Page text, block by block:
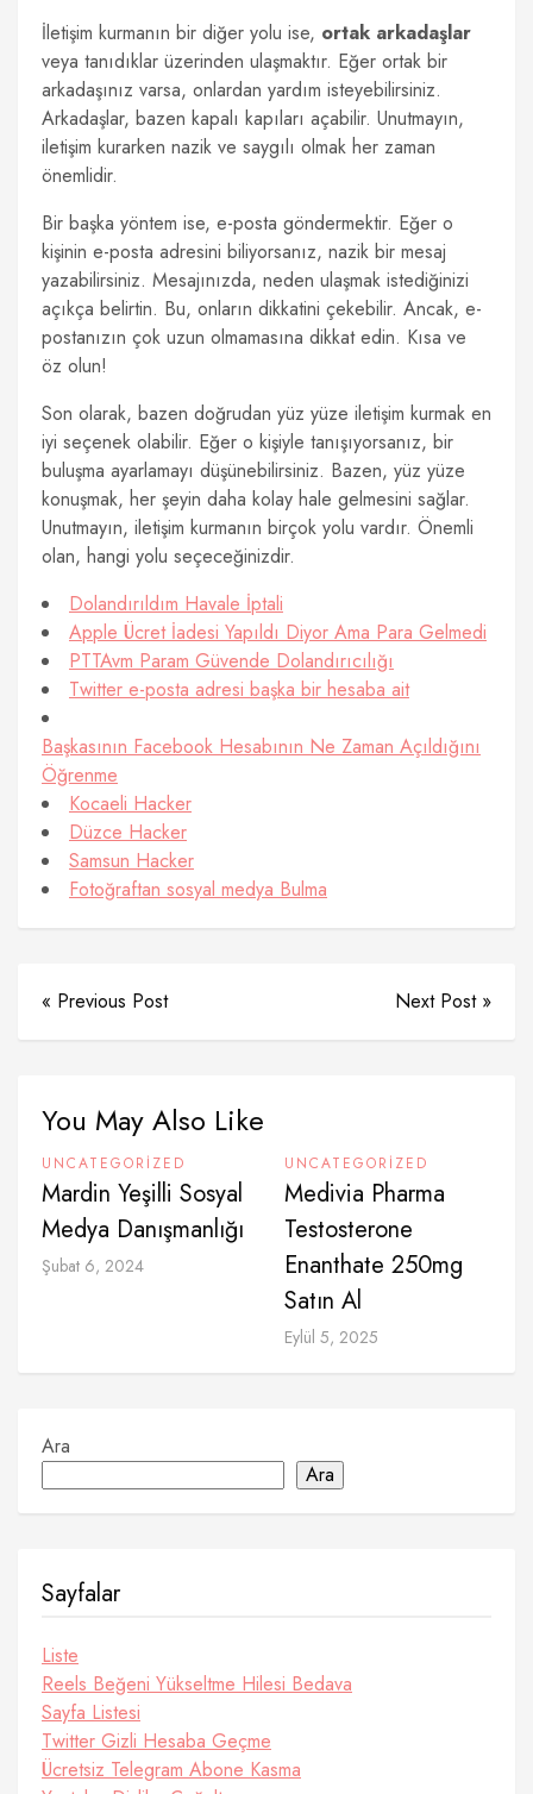
İletişim kurmanın bir diğer yolu ise, ortak arkadaşlar
veya tanıdıklar üzerinden ulaşmaktır. Eğer ortak bir
arkadaşınız varsa, onlardan yardım isteyebilirsiniz.
Arkadaşlar, bazen kapalı kapıları açabilir. Unutmayın,
iletişim kurarken nazik ve saygılı olmak her zaman
önemlidir.
Bir başka yöntem ise, e-posta göndermektir. Eğer o
kişinin e-posta adresini biliyorsanız, nazik bir mesaj
yazabilirsiniz. Mesajınızda, neden ulaşmak istediğinizi
açıkça belirtin. Bu, onların dikkatini çekebilir. Ancak, e-
postanızın çok uzun olmamasına dikkat edin. Kısa ve
öz olun!
Son olarak, bazen doğrudan yüz yüze iletişim kurmak en
iyi seçenek olabilir. Eğer o kişiyle tanışıyorsanız, bir
buluşma ayarlamayı düşünebilirsiniz. Bazen, yüz yüze
konuşmak, her şeyin daha kolay hale gelmesini sağlar.
Unutmayın, iletişim kurmanın birçok yolu vardır. Önemli
olan, hangi yolu seçeceğinizdir.
Dolandırıldım Havale İptali
Apple Ücret İadesi Yapıldı Diyor Ama Para Gelmedi
PTTAvm Param Güvende Dolandırıcılığı
Twitter e-posta adresi başka bir hesaba ait
Başkasının Facebook Hesabının Ne Zaman Açıldığını
Öğrenme
Kocaeli Hacker
Düzce Hacker
Samsun Hacker
Fotoğraftan sosyal medya Bulma
« Previous Post Next Post »
You May Also Like
UNCATEGORIZED
Mardin Yeşilli Sosyal
Medya Danışmanlığı
Şubat 6, 2024
UNCATEGORIZED
Medivia Pharma
Testosterone
Enanthate 250mg
Satın Al
Eylül 5, 2025
Ara
Ara
Sayfalar
Liste
Reels Beğeni Yükseltme Hilesi Bedava
Sayfa Listesi
Twitter Gizli Hesaba Geçme
Ücretsiz Telegram Abone Kasma